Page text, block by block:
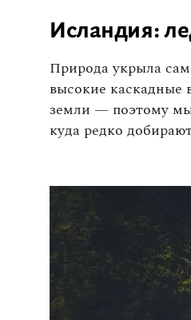
Исландия:
Природа укрыла
высокие каскадные
земли — поэтому
куда редко